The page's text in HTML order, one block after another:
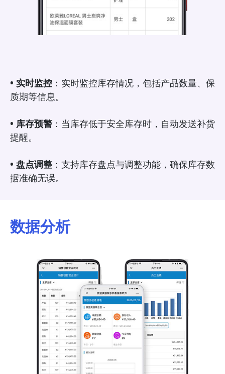
• 实时监控 ：实时监控库存情况，包括产品数量、保
质期等信息。
• 库存预警 ：当库存低于安全库存时，自动发送补货
提醒。
• 盘点调整 ：支持库存盘点与调整功能，确保库存数
据准确无误。
数据分析